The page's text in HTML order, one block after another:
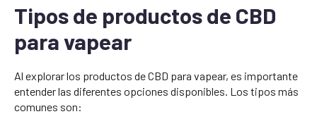
Tipos de productos de CBD
para vapear
Al explorar los productos de CBD para vapear, es importante
entender las diferentes opciones disponibles. Los tipos más
comunes son: